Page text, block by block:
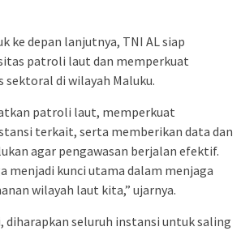
ke depan lanjutnya, TNI AL siap
patroli laut dan memperkuat
di wilayah Maluku.
patroli laut, memperkuat
terkait, serta memberikan data dan
agar pengawasan berjalan efektif.
menjadi kunci utama dalam menjaga
wilayah laut kita,” ujarnya.
diharapkan seluruh instansi untuk saling